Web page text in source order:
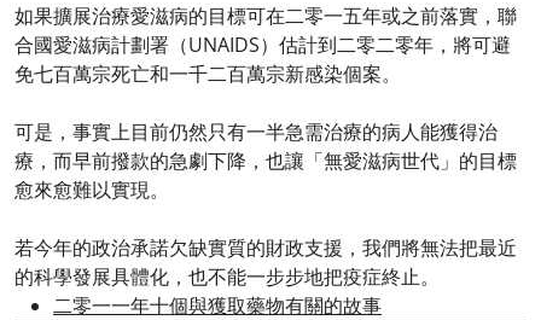
如果擴展治療愛滋病的目標可在二零一五年或之前落實，聯
合國愛滋病計劃署（UNAIDS）估計到二零二零年，將可避
免七百萬宗死亡和一千二百萬宗新感染個案。
可是，事實上目前仍然只有一半急需治療的病人能獲得治
療，而早前撥款的急劇下降，也讓「無愛滋病世代」的目標
愈來愈難以實現。
若今年的政治承諾欠缺實質的財政支援，我們將無法把最近
的科學發展具體化，也不能一步步地把疫症終止。
二零一一年十個與獲取藥物有關的故事